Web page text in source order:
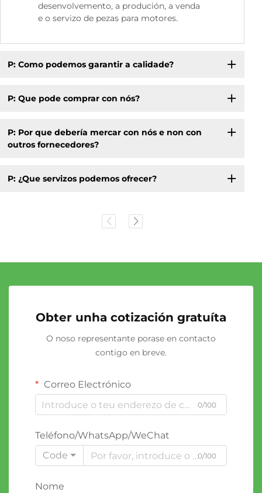
desenvolvemento, a produción, a venda
e o servizo de pezas para motores.
P: Como podemos garantir a calidade?
P: Que pode comprar con nós?
P: Por que debería mercar con nós e non con
outros fornecedores?
P: ¿Que servizos podemos ofrecer?
Obter unha cotización gratuíta
O noso representante porase en contacto
contigo en breve.
Correo Electrónico
0/100
Teléfono/WhatsApp/WeChat
Code
0/100
Nome